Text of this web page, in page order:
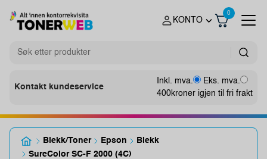
KONTO
0
Kontakt kundeservice
Inkl. mva.
Eks. mva.
400kroner igjen til fri frakt
Blekk/Toner Epson
Blekk
SureColor SC-F 2000 (4C)